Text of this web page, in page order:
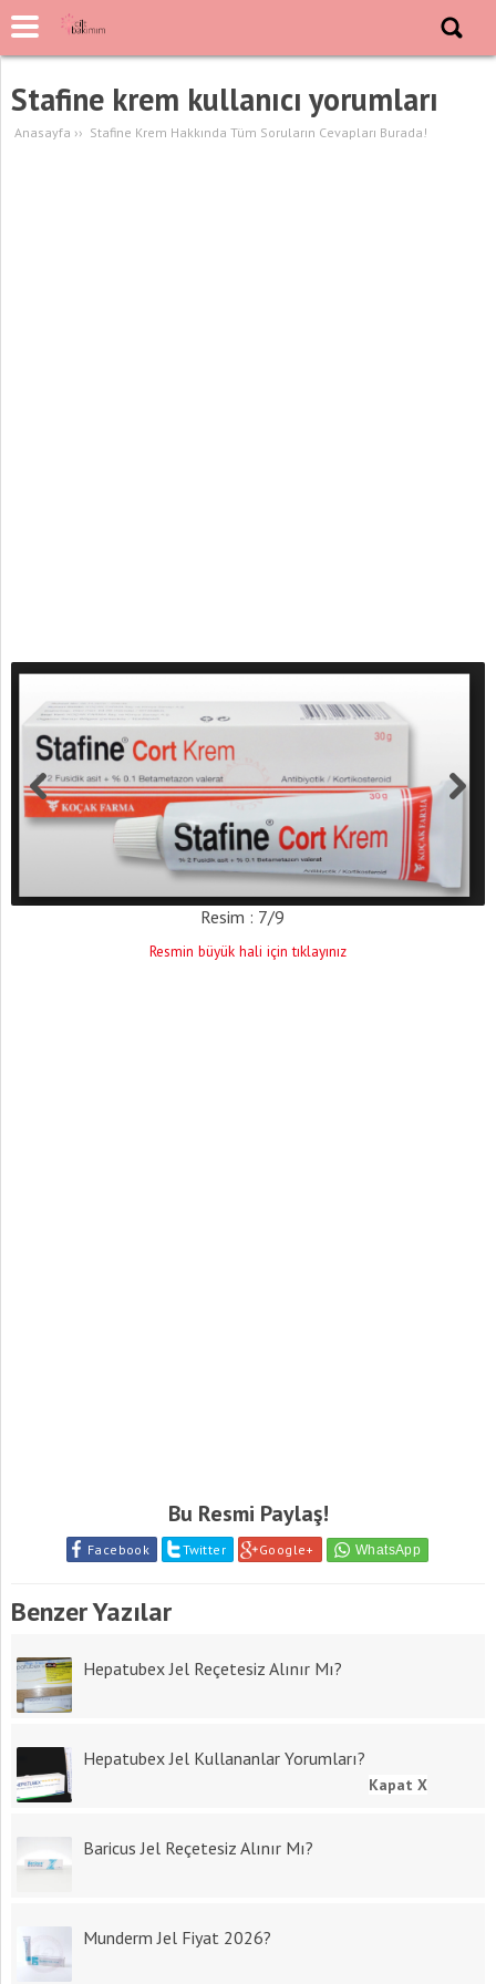
Stafine krem kullanıcı yorumları
Anasayfa ›› Stafine Krem Hakkında Tüm Soruların Cevapları Burada!
Resim : 7/9
Resmin büyük hali için tıklayınız
Bu Resmi Paylaş!
Facebook Twitter Google+
Benzer Yazılar
Hepatubex Jel Reçetesiz Alınır Mı?
Hepatubex Jel Kullananlar Yorumları?
Baricus Jel Reçetesiz Alınır Mı?
Munderm Jel Fiyat 2026?
Kapat X